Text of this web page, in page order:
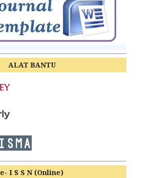
ALAT BANTU
e- I S S N (Online)